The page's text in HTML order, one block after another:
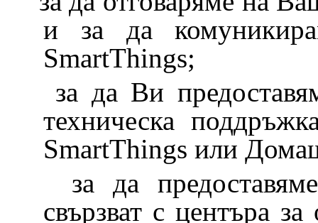
и за да
SmartThings;
за да Ви
техническа
SmartThings или
за да
свързват с центъра